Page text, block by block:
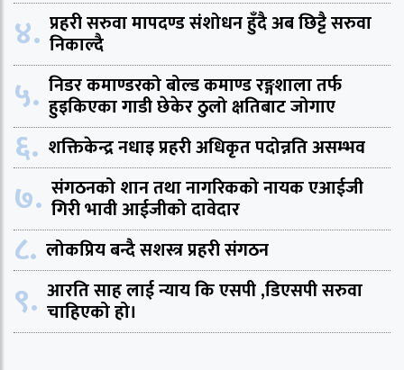
४. प्रहरी सरुवा मापदण्ड संशोधन हुँदै अब छिट्टै सरुवा
निकाल्दै
५. निडर कमाण्डरको बोल्ड कमाण्ड रङ्गशाला तर्फ
हुइकिएका गाडी छेकेर ठुलो क्षतिबाट जोगाए
६. शक्तिकेन्द्र नधाइ प्रहरी अधिकृत पदोन्नति असम्भव
७. संगठनको शान तथा नागरिकको नायक एआईजी
गिरी भावी आईजीको दावेदार
८. लोकप्रिय बन्दै सशस्त्र प्रहरी संगठन
९. आरति साह लाई न्याय कि एसपी ,डिएसपी सरुवा
चाहिएको हो।